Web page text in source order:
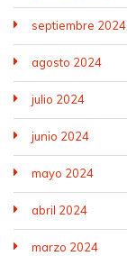
septiembre 2024
agosto 2024
julio 2024
junio 2024
mayo 2024
abril 2024
marzo 2024